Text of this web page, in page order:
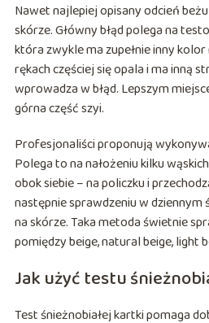
Nawet najlepiej opisany odcień
skórze. Główny błąd polega na
która zwykle ma zupełnie inny
rękach częściej się opala i ma inną
wprowadza w błąd. Lepszym
górna część szyi.
Profesjonaliści proponują
Polega to na nałożeniu kilku
obok siebie – na policzku i
następnie sprawdzeniu w dziennym
na skórze. Taka metoda świetnie
pomiędzy beige, natural beige, light
Jak użyć testu
Test śnieżnobiałej kartki pomaga